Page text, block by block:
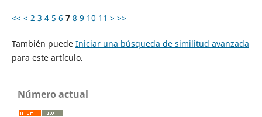
<< < 2 3 4 5 6 7 8 9 10 11 > >>
También puede Iniciar una búsqueda de similitud avanzada
para este artículo.
Número actual